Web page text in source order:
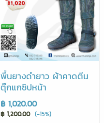
พื้นยางดำยาว ผ้าคาดตีน
ตุ๊กแกซิปหน้า
฿ 1,020.00
฿ 1,200.00 (-15%)